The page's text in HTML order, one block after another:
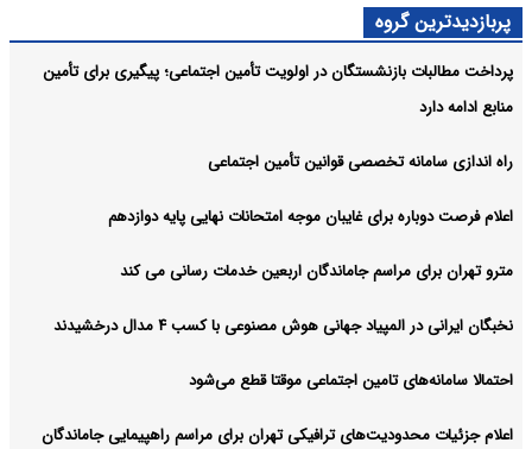
پربازدیدترین گروه
پرداخت مطالبات بازنشستگان در اولویت تأمین اجتماعی؛ پیگیری برای تأمین
منابع ادامه دارد
راه اندازی سامانه تخصصی قوانین تأمین اجتماعی
اعلام فرصت دوباره برای غایبان موجه امتحانات نهایی پایه دوازدهم
مترو تهران برای مراسم جاماندگان اربعین خدمات رسانی می کند
نخبگان ایرانی در المپیاد جهانی هوش مصنوعی با کسب ۴ مدال درخشیدند
احتمالا سامانه‌های تامین اجتماعی موقتا قطع می‌شود
اعلام جزئیات محدودیت‌های ترافیکی تهران برای مراسم راهپیمایی جاماندگان